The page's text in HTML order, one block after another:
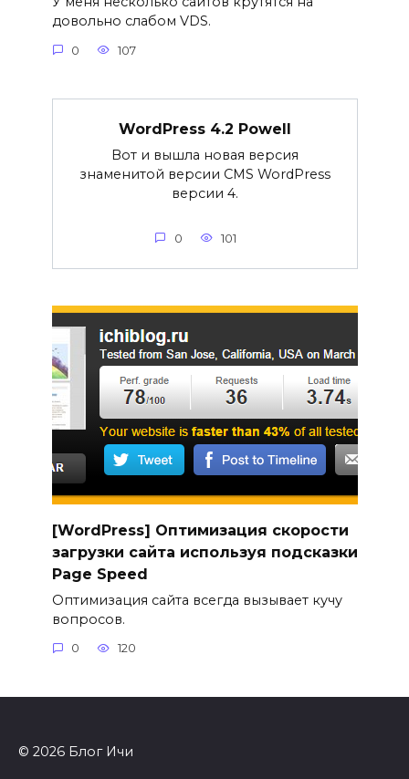
довольно слабом VDS.
0 107
WordPress 4.2 Powell
Вот и вышла новая версия
знаменитой версии CMS WordPress
версии 4.
0 101
[WordPress] Оптимизация скорости
загрузки сайта используя подсказки
Page Speed
Оптимизация сайта всегда вызывает кучу
вопросов.
0 120
© 2026 Блог Ичи